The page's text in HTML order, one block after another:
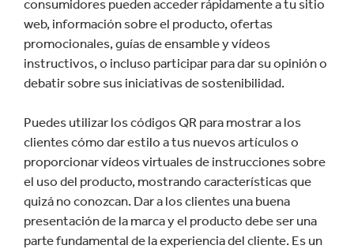
consumidores pueden acceder rápidamente a tu sitio
web, información sobre el producto, ofertas
promocionales, guías de ensamble y vídeos
instructivos, o incluso participar para dar su opinión o
debatir sobre sus iniciativas de sostenibilidad.
Puedes utilizar los códigos QR para mostrar a los
clientes cómo dar estilo a tus nuevos artículos o
proporcionar vídeos virtuales de instrucciones sobre
el uso del producto, mostrando características que
quizá no conozcan. Dar a los clientes una buena
presentación de la marca y el producto debe ser una
parte fundamental de la experiencia del cliente. Es un